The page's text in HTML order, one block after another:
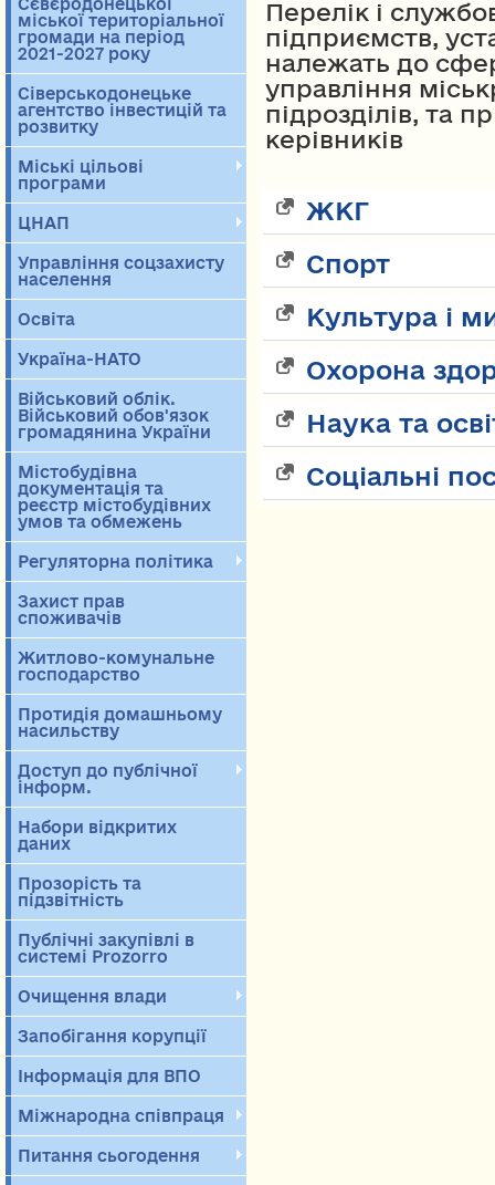
Сєвєродонецької
міської територіальної
громади на період
2021-2027 року
Сіверськодонецьке
агентство інвестицій та
розвитку
Міські цільові
програми
ЦНАП
Управління соцзахисту
населення
Освіта
Україна-НАТО
Військовий облік.
Військовий обов'язок
громадянина України
Містобудівна
документація та
реєстр містобудівних
умов та обмежень
Регуляторна політика
Захист прав
споживачів
Житлово-комунальне
господарство
Протидія домашньому
насильству
Доступ до публічної
інформ.
Набори відкритих
даних
Прозорість та
підзвітність
Публічні закупівлі в
системі Prozorro
Очищення влади
Запобігання корупції
Інформація для ВПО
Міжнародна співпраця
Питання сьогодення
Перелік і
підприємств,
належать до
управління
підрозділів, та
керівників
ЖКГ
Спорт
Культура і
Охорона
Наука та
Соціальні